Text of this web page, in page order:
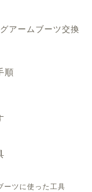
アームブーツ交換
順
ーツに使った工具